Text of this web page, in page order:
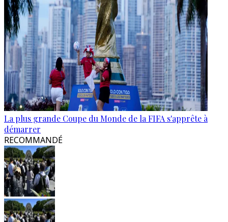
La plus grande Coupe du Monde de la FIFA s'apprête à
démarrer
RECOMMANDÉ